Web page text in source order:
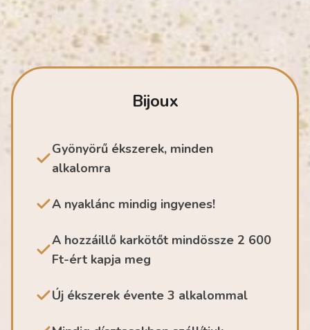
Bijoux
Gyönyörű ékszerek, minden
alkalomra
A nyaklánc mindig ingyenes!
A hozzáillő karkötőt mindössze 2 600
Ft-ért kapja meg
Új ékszerek évente 3 alkalommal